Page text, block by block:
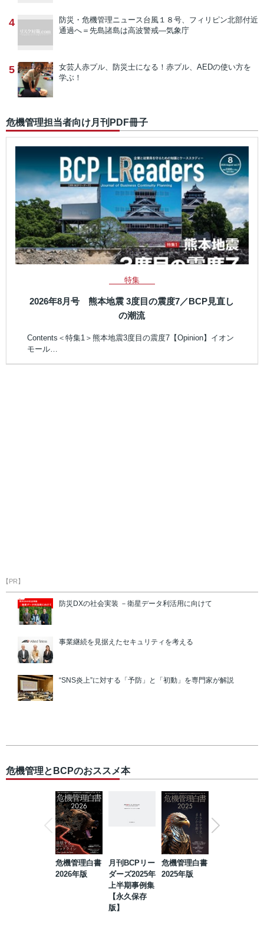
4 防災・危機管理ニュース台風１８号、フィリピン北部付近
通過へ＝先島諸島は高波警戒―気象庁
5 女芸人赤プル、防災士になる！ 赤プル、AEDの使い方を
学ぶ！
危機管理担当者向け月刊PDF冊子
特集
2026年8月号 熊本地震 3度目の震度7／BCP見直し
の潮流
Contents＜特集1＞熊本地震3度目の震度7【Opinion】イオン
モール…
【PR】
防災DXの社会実装 －衛星データ利活用に向けて
事業継続を見据えたセキュリティを考える
“SNS炎上”に対する「予防」と「初動」を専門家が解説
危機管理とBCPのおススメ本
危機管理白書
2026年版
月刊BCPリー
ダーズ2025年
上半期事例集
【永久保存
版】
危機管理白書
2025年版